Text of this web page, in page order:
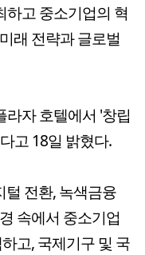
고 중소기업의 혁
래 전략과 글로벌
라자 호텔에서 '창립
고 18일 밝혔다.
털 전환, 녹색금융
속에서 중소기업
고, 국제기구 및 국